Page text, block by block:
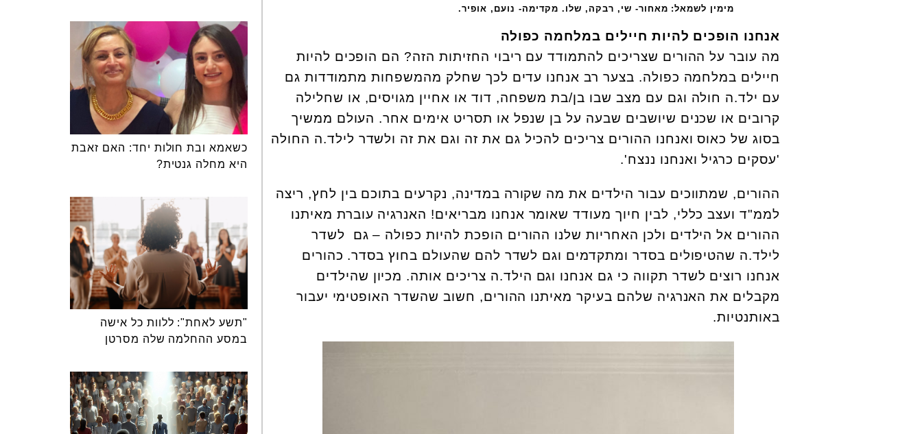
מימין לשמאל: מאחור- שי, רבקה, שלו. מקדימה- נועם, אופיר.
אנחנו הופכים להיות חיילים במלחמה כפולה
מה עובר על ההורים שצריכים להתמודד עם ריבוי החזיתות הזה? הם הופכים להיות
חיילים במלחמה כפולה. בצער רב אנחנו עדים לכך שחלק מהמשפחות מתמודדות גם
עם ילד.ה חולה וגם עם מצב שבו בן/בת משפחה, דוד או אחיין מגויסים, או שחלילה
קרובים או שכנים שיושבים שבעה על בן שנפל או תסריט אימים אחר. העולם ממשיך
בסוג של כאוס ואנחנו ההורים צריכים להכיל גם את זה וגם את זה ולשדר לילד.ה החולה
'עסקים כרגיל ואנחנו ננצח'.
ההורים, שמתווכים עבור הילדים את מה שקורה במדינה, נקרעים בתוכם בין לחץ, ריצה
לממ"ד ועצב כללי, לבין חיוך מעודד שאומר אנחנו מבריאים! האנרגיה עוברת מאיתנו
ההורים אל הילדים ולכן האחריות שלנו ההורים הופכת להיות כפולה – גם לשדר
לילד.ה שהטיפולים בסדר ומתקדמים וגם לשדר להם שהעולם בחוץ בסדר. כהורים
אנחנו רוצים לשדר תקווה כי גם אנחנו וגם הילד.ה צריכים אותה. מכיון שהילדים
מקבלים את האנרגיה שלהם בעיקר מאיתנו ההורים, חשוב שהשדר האופטימי יעבור
באותנטיות.
כשאמא ובת חולות יחד: האם זאבת
היא מחלה גנטית?
"תשע לאחת": ללוות כל אישה
במסע ההחלמה שלה מסרטן